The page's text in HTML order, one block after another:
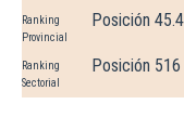
Ranking
Provincial
Posición
Ranking
Sectorial
Posición